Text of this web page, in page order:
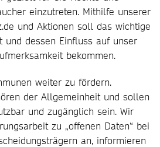
einzutreten. Mithilfe unserer
und Aktionen soll das wichtige
und dessen Einfluss auf unser
bekommen.
weiter zu fördern.
der Allgemeinheit und sollen
und zugänglich sein. Wir
zu „offenen Daten“ bei
an, informieren